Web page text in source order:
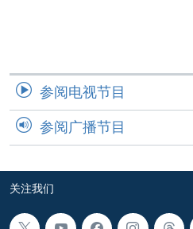
台海两岸关系
南中国海争端
关注西藏
GEN Z 看美国
其他语言网站
参阅电视节目
参阅广播节目
关注我们